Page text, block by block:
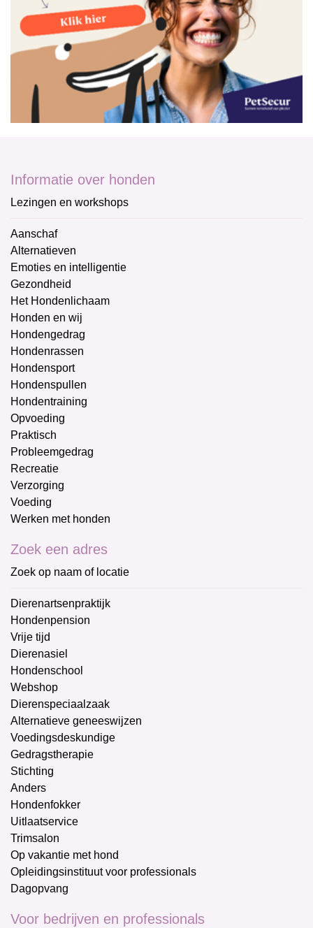
Informatie over honden
Lezingen en workshops
Aanschaf
Alternatieven
Emoties en intelligentie
Gezondheid
Het Hondenlichaam
Honden en wij
Hondengedrag
Hondenrassen
Hondensport
Hondenspullen
Hondentraining
Opvoeding
Praktisch
Probleemgedrag
Recreatie
Verzorging
Voeding
Werken met honden
Zoek een adres
Zoek op naam of locatie
Dierenartsenpraktijk
Hondenpension
Vrije tijd
Dierenasiel
Hondenschool
Webshop
Dierenspeciaalzaak
Alternatieve geneeswijzen
Voedingsdeskundige
Gedragstherapie
Stichting
Anders
Hondenfokker
Uitlaatservice
Trimsalon
Op vakantie met hond
Opleidingsinstituut voor professionals
Dagopvang
Voor bedrijven en professionals